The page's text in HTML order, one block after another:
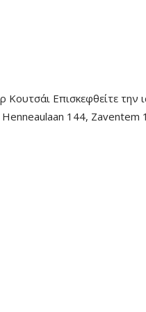
Επισκεφθείτε την
Henneaulaan 144,